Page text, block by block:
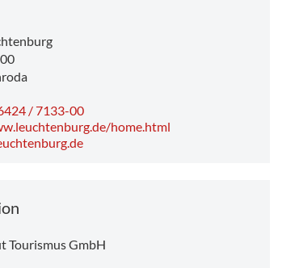
/ 7133-00
home.html
Tourismus GmbH